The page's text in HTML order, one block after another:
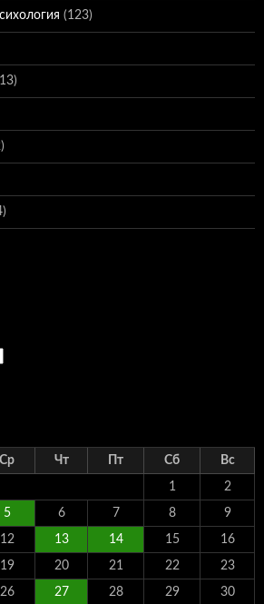
(123)
Ср Чт Пт Сб Вс
1 2
5 6 7 8 9
12 13 14 15 16
19 20 21 22 23
26 27 28 29 30